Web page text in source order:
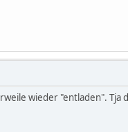
wieder "entladen". Tja